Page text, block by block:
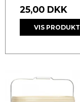
25,00 DKK
VIS PRODUKT